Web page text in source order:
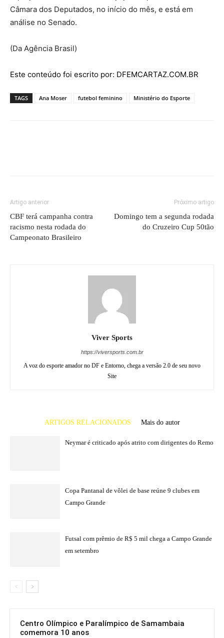
Câmara dos Deputados, no início do mês, e está em
análise no Senado.
(Da Agência Brasil)
Este conteúdo foi escrito por: DFEMCARTAZ.COM.BR
TAGS Ana Moser futebol feminino Ministério do Esporte
Artigo anterior
CBF terá campanha contra
racismo nesta rodada do
Campeonato Brasileiro
Próximo artigo
Domingo tem a segunda rodada
do Cruzeiro Cup 50tão
Viver Sports
https://viversports.com.br
A voz do esporte amador no DF e Entorno, chega a versão 2.0 de seu novo
Site
ARTIGOS RELACIONADOS Mais do autor
Neymar é criticado após atrito com dirigentes do Remo
Copa Pantanal de vôlei de base reúne 9 clubes em
Campo Grande
Futsal com prêmio de R$ 5 mil chega a Campo Grande
em setembro
Centro Olímpico e Paralímpico de Samambaia
comemora 10 anos